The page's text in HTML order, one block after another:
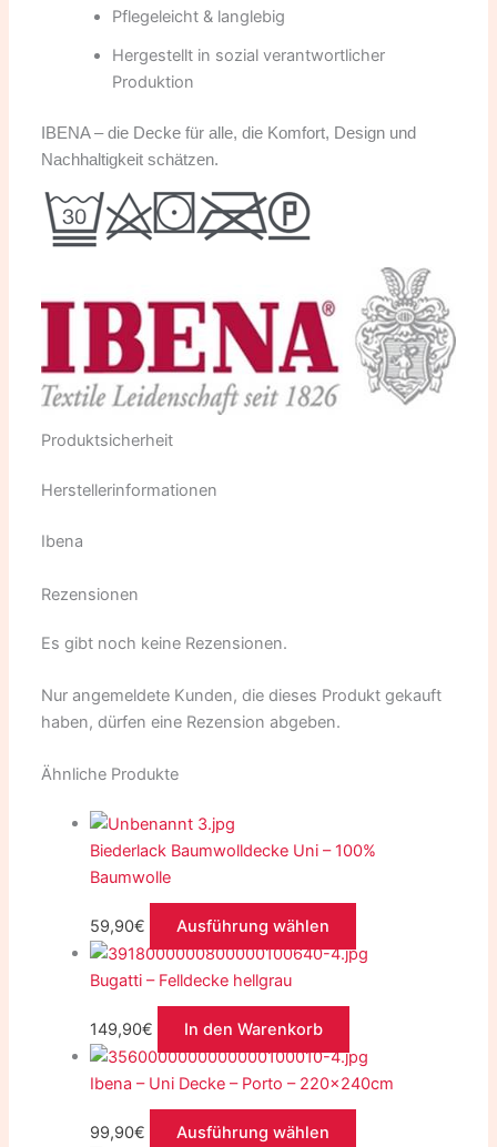
Pflegeleicht & langlebig
Hergestellt in sozial verantwortlicher
Produktion
IBENA – die Decke für alle, die Komfort, Design und
Nachhaltigkeit schätzen.
Produktsicherheit
Herstellerinformationen
Ibena
Rezensionen
Es gibt noch keine Rezensionen.
Nur angemeldete Kunden, die dieses Produkt gekauft
haben, dürfen eine Rezension abgeben.
Ähnliche Produkte
Biederlack Baumwolldecke Uni – 100%
Baumwolle
59,90€ Ausführung wählen
Bugatti – Felldecke hellgrau
149,90€ In den Warenkorb
Ibena – Uni Decke – Porto – 220x240cm
99,90€ Ausführung wählen